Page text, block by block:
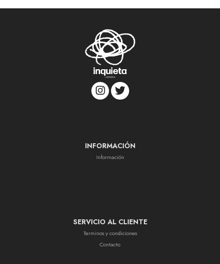
INFORMACIÓN
Información
SERVICIO AL CLIENTE
Terminos y condiciones
Contacto